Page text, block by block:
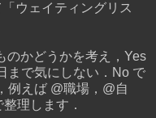
ウェイティングリス
のかどうかを考え，Yes
まで気にしない．No で
例えば @職場，@自
理します．